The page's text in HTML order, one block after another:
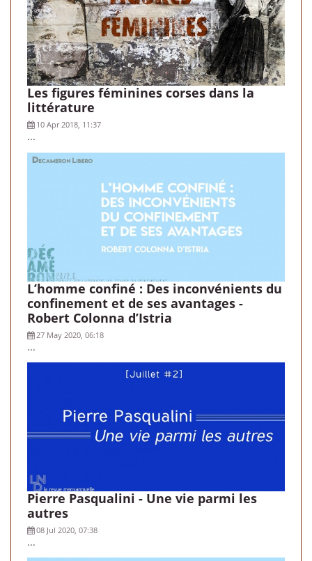
Les figures féminines corses dans la
littérature
10 Apr 2018, 11:37
...
L’homme confiné : Des inconvénients du
confinement et de ses avantages -
Robert Colonna d’Istria
27 May 2020, 06:18
...
Pierre Pasqualini - Une vie parmi les
autres
08 Jul 2020, 07:38
...